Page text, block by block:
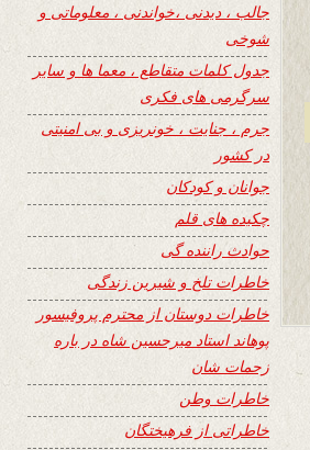
جالب ، دیدنی ،خواندنی ، معلوماتی و
شوخی
جدول کلمات متقاطع ، معما ها و سایر
سرگرمی های فکری
جرم ، جنایت ، خونریزی و بی امنیتی
در کشور
جوانان و کودکان
چکیده های قلم
حوادث راننده گی
خاطرات تلخ و شیرین زندگی
خاطرات دوستان از محترم پروفیسور
پوهاند استاد میرحسین شاه در باره
زحمات شان
خاطرات وطن
خاطراتی از فرهیختگان